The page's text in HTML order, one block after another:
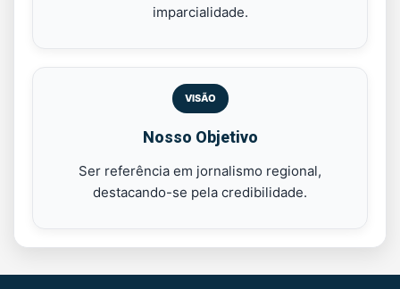
imparcialidade.
VISÃO
Nosso Objetivo
Ser referência em jornalismo regional,
destacando-se pela credibilidade.